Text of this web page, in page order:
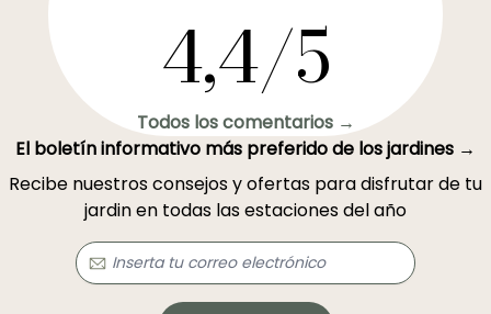
4,4/5
Todos los comentarios →
El boletín informativo más preferido de los jardines →
Recibe nuestros consejos y ofertas para disfrutar de tu
jardin en todas las estaciones del año